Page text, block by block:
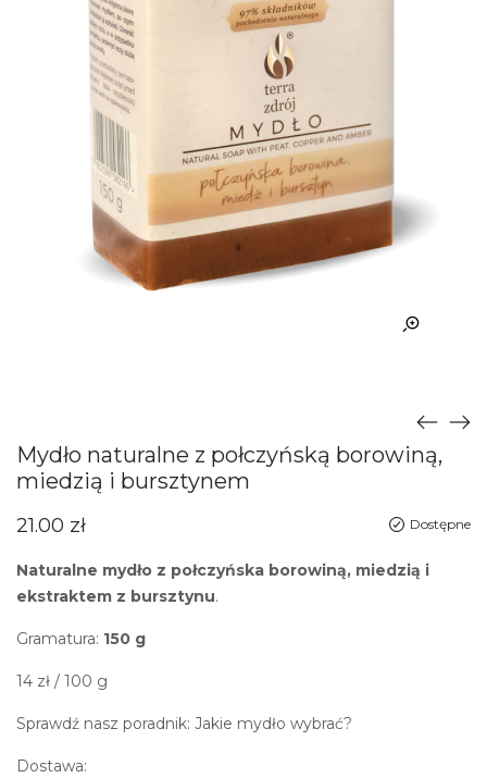
Mydło naturalne z połczyńską borowiną,
miedzią i bursztynem
Dostępne
21.00 zł
Naturalne mydło z połczyńska borowiną, miedzią i
ekstraktem z bursztynu.
Gramatura: 150 g
14 zł / 100 g
Sprawdź nasz poradnik: Jakie mydło wybrać?
Dostawa: